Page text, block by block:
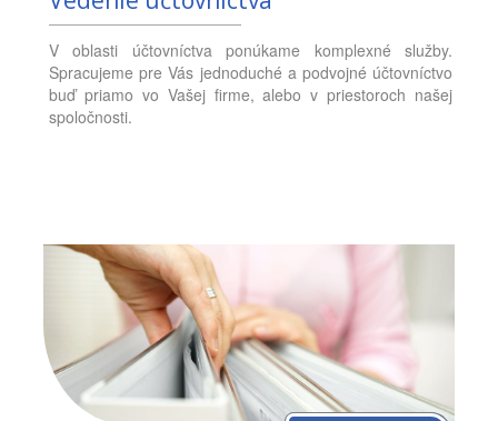
V oblasti účtovníctva ponúkame komplexné služby.
Spracujeme pre Vás jednoduché a podvojné účtovníctvo
buď priamo vo Vašej firme, alebo v priestoroch našej
spoločnosti.